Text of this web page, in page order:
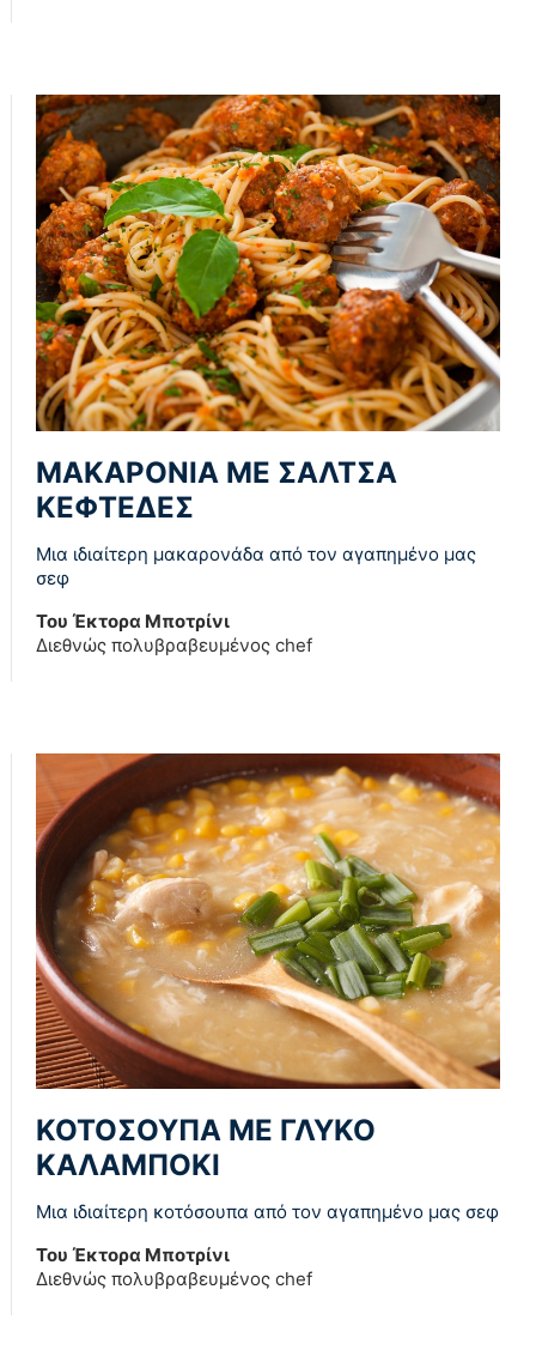
ΜΑΚΑΡΟΝΙΑ ΜΕ ΣΑΛΤΣΑ
ΚΕΦΤΕΔΕΣ
Μια ιδιαίτερη μακαρονάδα από τον αγαπημένο μας
σεφ
Του Έκτορα Μποτρίνι
Διεθνώς πολυβραβευμένος chef
ΚΟΤΟΣΟΥΠΑ ΜΕ ΓΛΥΚΟ
ΚΑΛΑΜΠΟΚΙ
Μια ιδιαίτερη κοτόσουπα από τον αγαπημένο μας σεφ
Του Έκτορα Μποτρίνι
Διεθνώς πολυβραβευμένος chef